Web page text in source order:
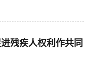
残疾人权利作共同